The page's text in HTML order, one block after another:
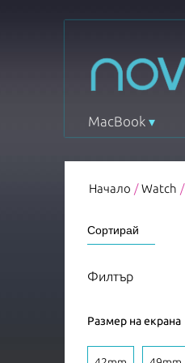
MacBook
Начало / Watch /
Филтър
Размер на екрана